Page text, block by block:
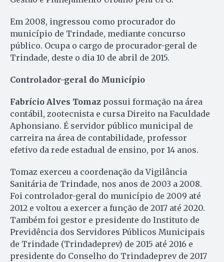
Em 2008, ingressou como procurador do
município de Trindade, mediante concurso
público. Ocupa o cargo de procurador-geral de
Trindade, deste o dia 10 de abril de 2015.
Controlador-geral do Município
Fabrício Alves Tomaz possui formação na área
contábil, zootecnista e cursa Direito na Faculdade
Aphonsiano. É servidor público municipal de
carreira na área de contabilidade, professor
efetivo da rede estadual de ensino, por 14 anos.
Tomaz exerceu a coordenação da Vigilância
Sanitária de Trindade, nos anos de 2003 a 2008.
Foi controlador-geral do município de 2009 até
2012 e voltou a exercer a função de 2017 até 2020.
Também foi gestor e presidente do Instituto de
Previdência dos Servidores Públicos Municipais
de Trindade (Trindadeprev) de 2015 até 2016 e
presidente do Conselho do Trindadeprev de 2017